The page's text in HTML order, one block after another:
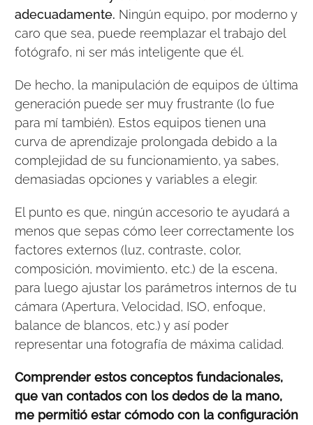
adecuadamente. Ningún equipo, por moderno y
caro que sea, puede reemplazar el trabajo del
fotógrafo, ni ser más inteligente que él.
De hecho, la manipulación de equipos de última
generación puede ser muy frustrante (lo fue
para mí también). Estos equipos tienen una
curva de aprendizaje prolongada debido a la
complejidad de su funcionamiento, ya sabes,
demasiadas opciones y variables a elegir.
El punto es que, ningún accesorio te ayudará a
menos que sepas cómo leer correctamente los
factores externos (luz, contraste, color,
composición, movimiento, etc.) de la escena,
para luego ajustar los parámetros internos de tu
cámara (Apertura, Velocidad, ISO, enfoque,
balance de blancos, etc.) y así poder
representar una fotografía de máxima calidad.
Comprender estos conceptos fundacionales,
que van contados con los dedos de la mano,
me permitió estar cómodo con la configuración